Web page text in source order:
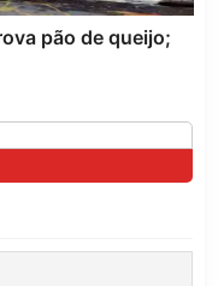
pão de queijo;